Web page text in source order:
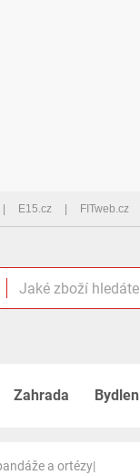
E15.cz FITweb.cz
Zahrada
a ortézy|